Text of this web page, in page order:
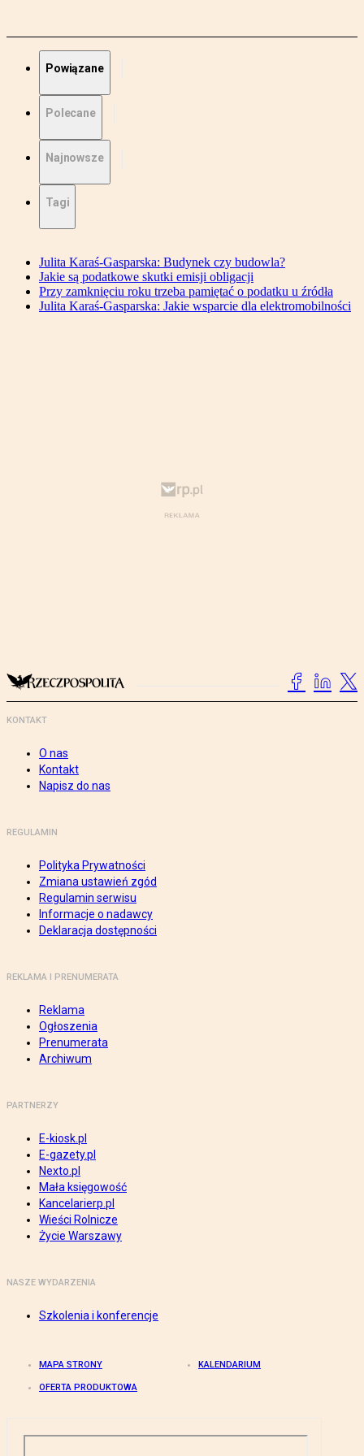
Powiązane
Polecane
Najnowsze
Tagi
Julita Karaś-Gasparska: Budynek czy budowla?
Jakie są podatkowe skutki emisji obligacji
Przy zamknięciu roku trzeba pamiętać o podatku u źródła
Julita Karaś-Gasparska: Jakie wsparcie dla elektromobilności
KONTAKT
O nas
Kontakt
Napisz do nas
REGULAMIN
Polityka Prywatności
Zmiana ustawień zgód
Regulamin serwisu
Informacje o nadawcy
Deklaracja dostępności
REKLAMA I PRENUMERATA
Reklama
Ogłoszenia
Prenumerata
Archiwum
PARTNERZY
E-kiosk.pl
E-gazety.pl
Nexto.pl
Mała księgowość
Kancelarierp.pl
Wieści Rolnicze
Życie Warszawy
NASZE WYDARZENIA
Szkolenia i konferencje
MAPA STRONY KALENDARIUM
OFERTA PRODUKTOWA